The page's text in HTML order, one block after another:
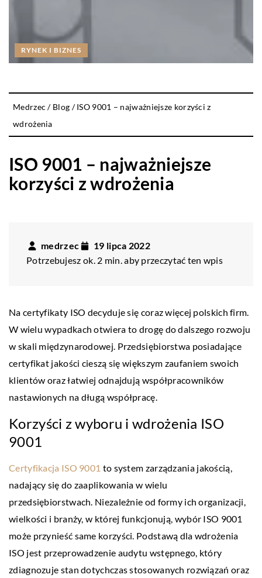
RYNEK I BIZNES
Medrzec / Blog /ISO 9001 – najważniejsze korzyści z
wdrożenia
ISO 9001 – najważniejsze
korzyści z wdrożenia
medrzec
19 lipca 2022
Potrzebujesz ok. 2 min. aby przeczytać ten wpis
Na certyfikaty ISO decyduje się coraz więcej polskich firm.
W wielu wypadkach otwiera to drogę do dalszego rozwoju
w skali międzynarodowej. Przedsiębiorstwa posiadające
certyfikat jakości cieszą się większym zaufaniem swoich
klientów oraz łatwiej odnajdują współpracowników
nastawionych na długą współpracę.
Korzyści z wyboru i wdrożenia ISO
9001
Certyfikacja ISO 9001 to system zarządzania jakością,
nadający się do zaaplikowania w wielu
przedsiębiorstwach. Niezależnie od formy ich organizacji,
wielkości i branży, w której funkcjonują, wybór ISO 9001
może przynieść same korzyści. Podstawą dla wdrożenia
ISO jest przeprowadzenie audytu wstępnego, który
zdiagnozuje stan dotychczas stosowanych rozwiązań oraz